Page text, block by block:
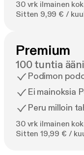
30 vrk ilmainen
Sitten 9,99 € /
Premium
100 tuntia
Podimon
Ei mainoksia
Peru milloin
30 vrk ilmainen
Sitten 19,99 € /